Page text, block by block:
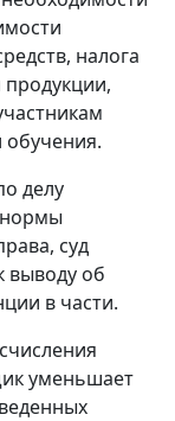
налога
обучения.
делу
нормы
суд
выводу об
в части.
уменьшает